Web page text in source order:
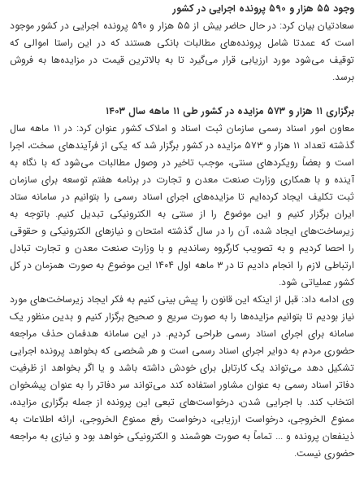
وجود ۵۵ هزار و ۵۹۰ پرونده اجرایی در کشور
سعادتیان بیان کرد: در حال حاضر بیش از ۵۵ هزار و ۵۹۰ پرونده اجرایی در کشور موجود
است که عمدتا شامل پرونده‌های مطالبات بانکی هستند که در این راستا اموالی که
توقیف می‌شود مورد ارزیابی قرار می‌گیرد تا به بالاترین قیمت در مزاید‌ه‌ها به فروش
برسد.
برگزاری ۱۱ هزار و ۵۷۳ مزایده در کشور طی ۱۱ ماهه سال ۱۴۰۳
معاون امور اسناد رسمی سازمان ثبت اسناد و املاک کشور عنوان کرد: در ۱۱ ماهه سال
گذشته تعداد ۱۱ هزار و ۵۷۳ مزایده در کشور برگزار شد که یکی از فرآیند‌های سخت، اجرا
است و بعضاً رویکرد‌های سنتی، موجب تاخیر در وصول مطالبات می‌شود که با نگاه به
آینده و با همکاری وزارت صنعت معدن و تجارت در برنامه هفتم توسعه برای سازمان
ثبت تکلیف ایجاد کرده‌ایم تا مزایده‌های اجرای اسناد رسمی را بتوانیم در سامانه ستاد
ایران برگزار کنیم و این موضوع را از سنتی به الکترونیکی تبدیل کنیم. باتوجه به
زیرساخت‌های ایجاد شده، آن را در سال گذشته امتحان و نیاز‌های الکترونیکی و حقوقی
را احصا کردیم و به تصویب کارگروه رساندیم و با وزارت صنعت معدن و تجارت تبادل
ارتباطی لازم را انجام دادیم تا در ۳ ماهه اول ۱۴۰۴ این موضوع به صورت همزمان در کل
کشور عملیاتی شود.
وی ادامه داد: قبل از اینکه این قانون را پیش بینی کنیم به فکر ایجاد زیرساخت‌های مورد
نیاز بودیم تا بتوانیم مزایده‌ها را به صورت سریع و صحیح برگزار کنیم و بدین منظور یک
سامانه برای اجرای اسناد رسمی طراحی کردیم. در این سامانه هدفمان حذف مراجعه
حضوری مردم به دوایر اجرای اسناد رسمی است و هر شخصی که بخواهد پرونده اجرایی
تشکیل دهد می‌تواند یک کارتابل برای خودش داشته باشد و یا اگر بخواهد از ظرفیت
دفاتر اسناد رسمی به عنوان مشاور استفاده کند می‌تواند سر دفاتر را به عنوان پیشخوان
انتخاب کند. با اجرایی شدن، درخواست‌های تبعی این پرونده از جمله برگزاری مزایده،
ممنوع الخروجی، درخواست ارزیابی، درخواست رفع ممنوع الخروجی، ارائه اطلاعات به
ذینفعان پرونده و ... تماماً به صورت هوشمند و الکترونیکی خواهد بود و نیازی به مراجعه
حضوری نیست.